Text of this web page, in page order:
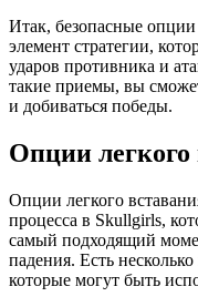
Итак, безопасные
элемент стратегии,
ударов противника и
такие приемы, вы
и добиваться победы.
Опции легкого
Опции легкого
процесса в Skullgirls,
самый подходящий
падения. Есть
которые могут быть